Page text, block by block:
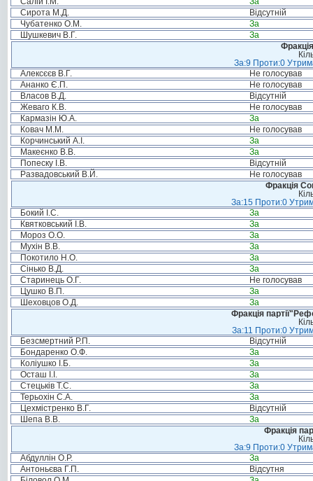
Сирота М.Д.
Відсутній
Чубатенко О.М.
За
Шушкевич В.Г.
За
За:9 Проти:0
Алексєєв В.Г.
Не голосував
Ананко Є.П.
Не голосував
Власов В.Д.
Відсутній
Жеваго К.В.
Не голосував
Кармазін Ю.А.
За
Ковач М.М.
Не голосував
Корчинський А.І.
За
Макеєнко В.В.
За
Попеску І.В.
Відсутній
Развадовський В.Й.
Не голосував
Фракція
За:15 Проти:0
Бокий І.С.
За
Квятковський І.В.
За
Мороз О.О.
За
Мухін В.В.
За
Покотило Н.О.
За
Сінько В.Д.
За
Старинець О.Г.
Не голосував
Цушко В.П.
За
Шеховцов О.Д.
За
Фракція
За:11 Проти:0
Безсмертний Р.П.
Відсутній
Бондаренко О.Ф.
За
Коліушко І.Б.
За
Осташ І.І.
За
Стецьків Т.С.
За
Терьохін С.А.
За
Цехмістренко В.Г.
Відсутній
Шепа В.В.
За
Фракція
За:9 Проти:0
Абдуллін О.Р.
За
Антоньєва Г.П.
Відсутня